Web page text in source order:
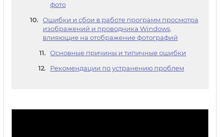
фото
Ошибки и сбои в работе программ просмотра
изображений и проводника Windows,
влияющие на отображение фотографий
Основные причины и типичные ошибки
Рекомендации по устранению проблем